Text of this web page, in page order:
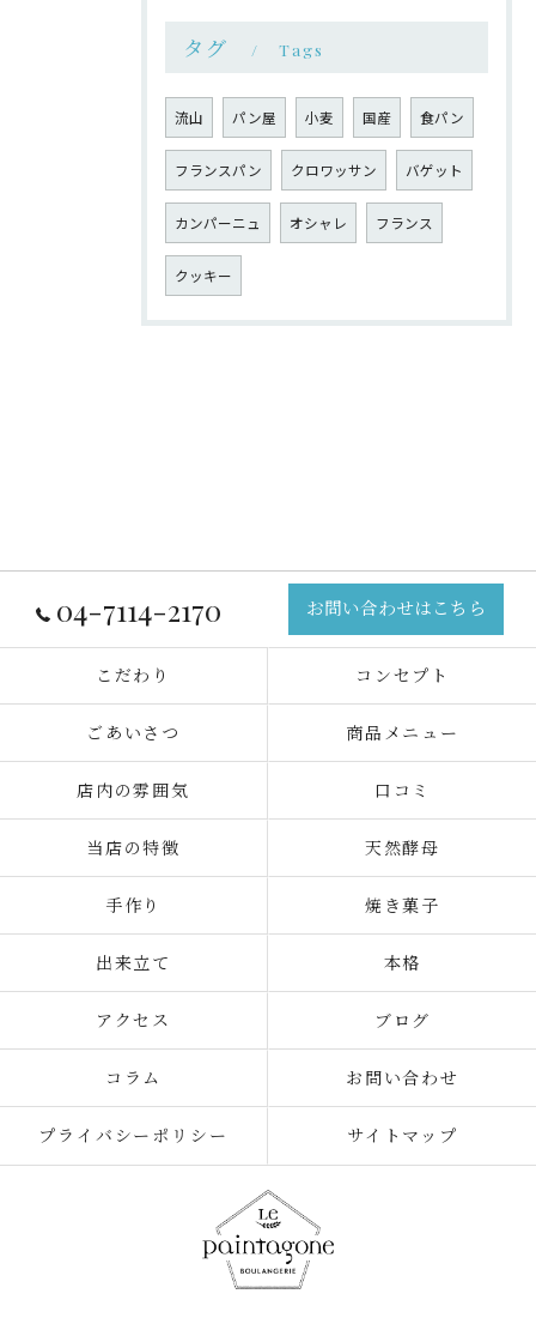
タグ Tags
流山 パン屋 小麦 国産 食パン
フランスパン クロワッサン バゲット
カンパーニュ オシャレ フランス
クッキー
04-7114-2170 お問い合わせはこちら
こだわり コンセプト
ごあいさつ 商品メニュー
店内の雰囲気 口コミ
当店の特徴 天然酵母
手作り 焼き菓子
出来立て 本格
アクセス ブログ
コラム お問い合わせ
プライバシーポリシー サイトマップ